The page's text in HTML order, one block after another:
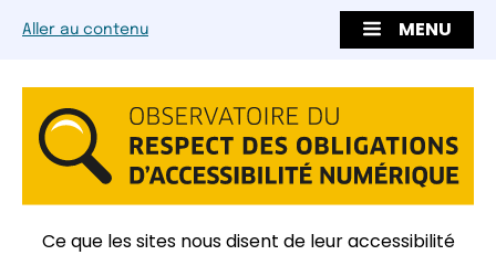
Aller au contenu MENU
Ce que les sites nous disent de leur accessibilité